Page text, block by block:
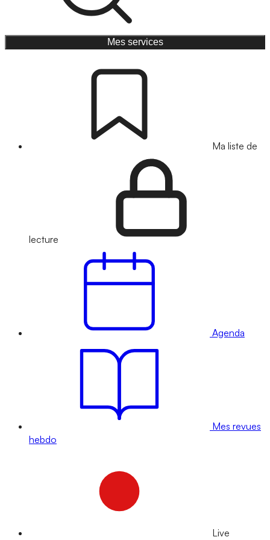
Mes services
Ma liste de
lecture
Agenda
Mes revues
hebdo
Live